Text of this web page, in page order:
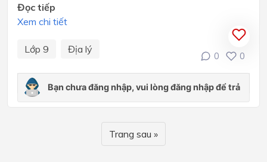
Đọc tiếp
Xem chi tiết
Lớp 9 Địa lý
0 0
Trang sau »